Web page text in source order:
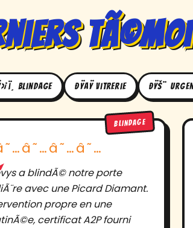
Blindage ðŸªŸ Vitrerie ðŸš¨
BLINDAGE
a blindÃ© notre porte
avec une Picard Diamant.
propre en une
certificat A2P fourni